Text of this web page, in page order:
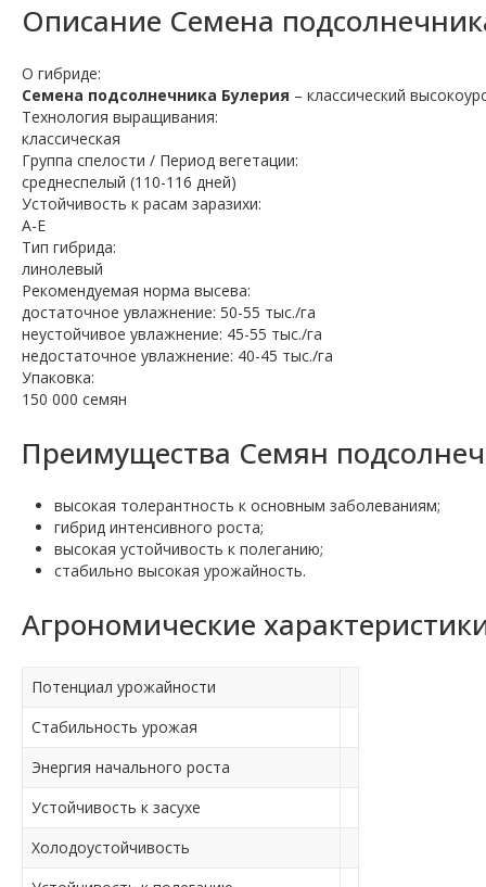
Описание Семена
О гибриде:
Семена подсолнечника Булерия – классический
Технология выращивания:
классическая
Группа спелости / Период вегетации:
среднеспелый (110-116 дней)
Устойчивость к расам заразихи:
A-E
Тип гибрида:
линолевый
Рекомендуемая норма высева:
достаточное увлажнение: 50-55 тыс./га
неустойчивое увлажнение: 45-55 тыс./га
недостаточное увлажнение: 40-45 тыс./га
Упаковка:
150 000 семян
Преимущества Семян
высокая толерантность к основным заболеваниям;
гибрид интенсивного роста;
высокая устойчивость к полеганию;
стабильно высокая урожайность.
Агрономические
Потенциал урожайности
Стабильность урожая
Энергия начального роста
Устойчивость к засухе
Холодоустойчивость